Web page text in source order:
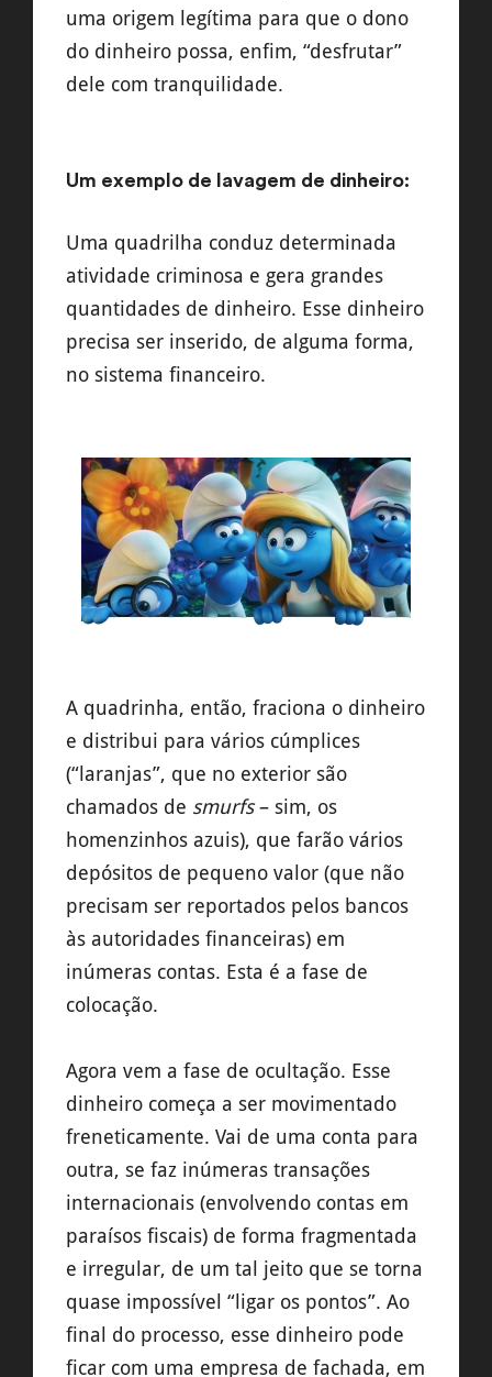
uma origem legítima para que o dono
do dinheiro possa, enfim, “desfrutar”
dele com tranquilidade.
Um exemplo de lavagem de dinheiro:
Uma quadrilha conduz determinada
atividade criminosa e gera grandes
quantidades de dinheiro. Esse dinheiro
precisa ser inserido, de alguma forma,
no sistema financeiro.
A quadrinha, então, fraciona o dinheiro
e distribui para vários cúmplices
(“laranjas”, que no exterior são
chamados de smurfs– sim, os
homenzinhos azuis), que farão vários
depósitos de pequeno valor (que não
precisam ser reportados pelos bancos
às autoridades financeiras) em
inúmeras contas. Esta é a fase de
colocação.
Agora vem a fase de ocultação. Esse
dinheiro começa a ser movimentado
freneticamente. Vai de uma conta para
outra, se faz inúmeras transações
internacionais (envolvendo contas em
paraísos fiscais) de forma fragmentada
e irregular, de um tal jeito que se torna
quase impossível “ligar os pontos”. Ao
final do processo, esse dinheiro pode
ficar com uma empresa de fachada, em